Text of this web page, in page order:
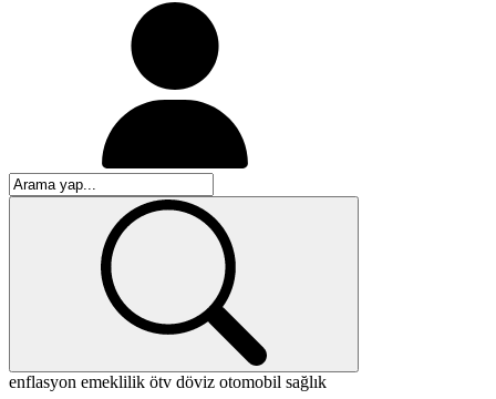
enflasyon emeklilik ötv döviz otomobil sağlık